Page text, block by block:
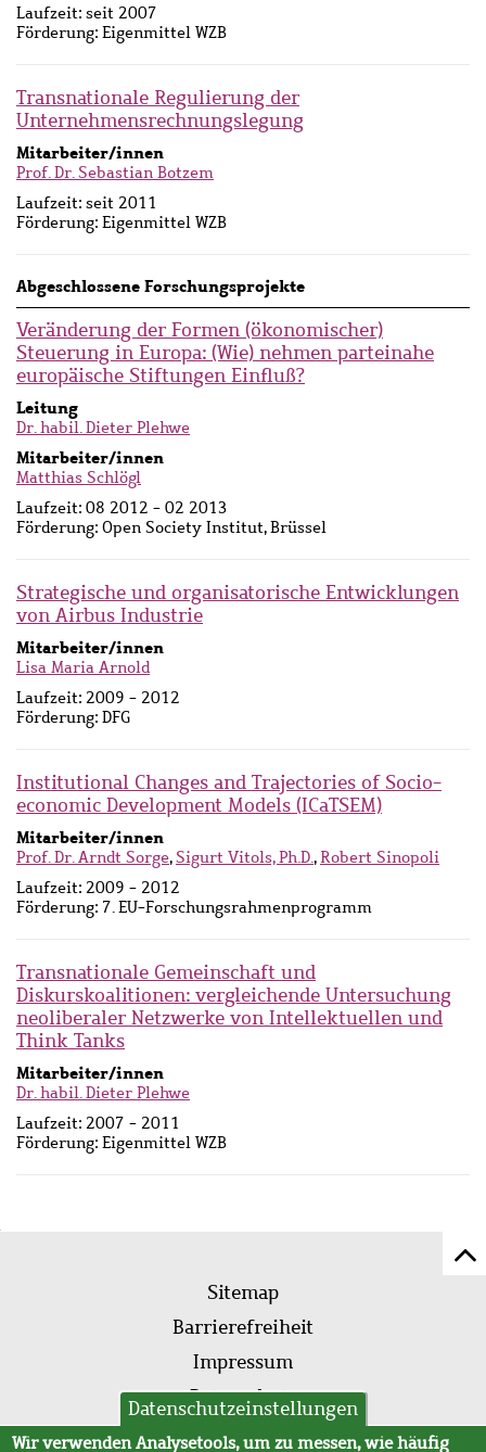
Laufzeit: seit 2007
Förderung: Eigenmittel WZB
Transnationale Regulierung der
Unternehmensrechnungslegung
Mitarbeiter/innen
Prof. Dr. Sebastian Botzem
Laufzeit: seit 2011
Förderung: Eigenmittel WZB
Abgeschlossene Forschungsprojekte
Veränderung der Formen (ökonomischer)
Steuerung in Europa: (Wie) nehmen parteinahe
europäische Stiftungen Einfluß?
Leitung
Dr. habil. Dieter Plehwe
Mitarbeiter/innen
Matthias Schlögl
Laufzeit: 08 2012 - 02 2013
Förderung: Open Society Institut, Brüssel
Strategische und organisatorische Entwicklungen
von Airbus Industrie
Mitarbeiter/innen
Lisa Maria Arnold
Laufzeit: 2009 - 2012
Förderung: DFG
Institutional Changes and Trajectories of Socio-
economic Development Models (ICaTSEM)
Mitarbeiter/innen
Prof. Dr. Arndt Sorge,Sigurt Vitols, Ph.D.,Robert Sinopoli
Laufzeit: 2009 - 2012
Förderung: 7. EU-Forschungsrahmenprogramm
Transnationale Gemeinschaft und
Diskurskoalitionen: vergleichende Untersuchung
neoliberaler Netzwerke von Intellektuellen und
Think Tanks
Mitarbeiter/innen
Dr. habil. Dieter Plehwe
Laufzeit: 2007 - 2011
Förderung: Eigenmittel WZB
Fußleistenmenü
Sitemap
Barrierefreiheit
Impressum
Datenschutz
AVB
Datenschutzeinstellungen
Wir verwenden Analysetools, um zu messen, wie häufig